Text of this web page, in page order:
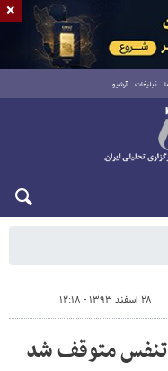
تبلیغات آرشیو
۲۸ اسفند ۱۳۹۳ - ۱۲:۱۸
تنفس متوقف شد
×